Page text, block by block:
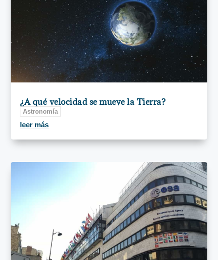
¿A qué velocidad se mueve la Tierra?
Astronomía
leer más